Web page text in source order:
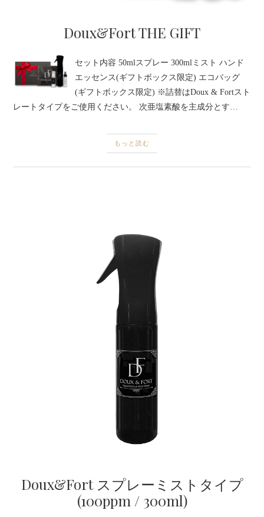
Doux&Fort THE GIFT
セット内容 50mlスプレー 300mlミスト ハンド
エッセンス(ギフトボックス限定) エコバッグ
(ギフトボックス限定) ※詰替はDoux & Fortスト
レートタイプをご使用ください。 次亜塩素酸を主成分とす…
もっと読む
Doux&Fort スプレーミストタイプ
(100ppm / 300ml)